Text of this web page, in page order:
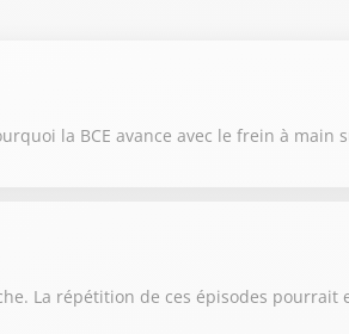
la BCE avance avec le frein à
La répétition de ces épisodes